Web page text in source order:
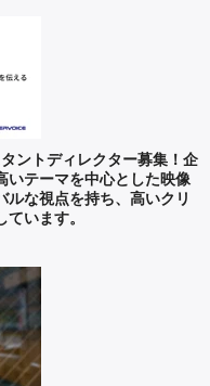
ントディレクター募集！企
いテーマを中心とした映像
ルな視点を持ち、高いクリ
います。